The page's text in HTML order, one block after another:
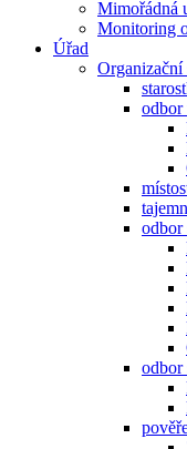
Mimořádná
Monitoring
Úřad
Organizační
odbor
odbor
odbor